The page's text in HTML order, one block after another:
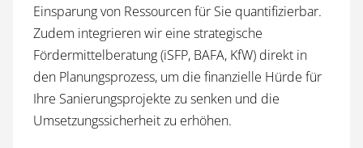
Einsparung von Ressourcen für Sie quantifizierbar.
Zudem integrieren wir eine strategische
Fördermittelberatung (iSFP, BAFA, KfW) direkt in
den Planungsprozess, um die finanzielle Hürde für
Ihre Sanierungsprojekte zu senken und die
Umsetzungssicherheit zu erhöhen.